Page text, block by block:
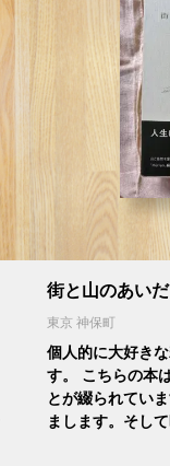
街と山のあいだ
東京 神保町
個人的に大好き
す。 こちらの本
とが綴られてい
まします。そし